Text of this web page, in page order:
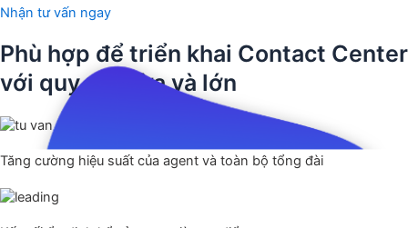
Nhận tư vấn ngay
Phù hợp để triển khai Contact Center
với quy mô vừa và lớn
Tăng cường hiệu suất của agent và toàn bộ tổng đài